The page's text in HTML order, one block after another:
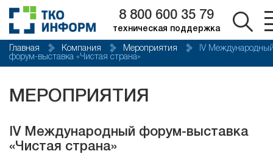
8 800 600 35 79
техническая поддержка
Главная Компания Мероприятия
IV
форум-выставка «Чистая страна»
МЕРОПРИЯТИЯ
IV Международный форум-выставка
«Чистая страна»